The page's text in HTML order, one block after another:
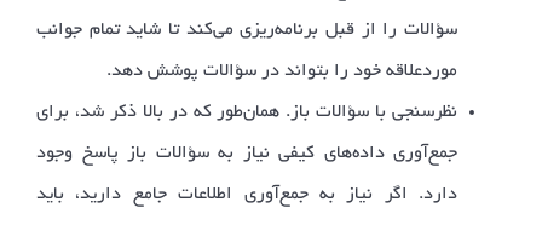
سؤالات را از قبل برنامه‌ریزی می‌کند تا شاید تمام جوانب
موردعلاقه خود را بتواند در سؤالات پوشش دهد.
نظرسنجی با سؤالات باز. همان‌طور که در بالا ذکر شد، برای
جمع‌آوری داده‌های کیفی نیاز به سؤالات باز پاسخ وجود
دارد. اگر نیاز به جمع‌آوری اطلاعات جامع دارید، باید